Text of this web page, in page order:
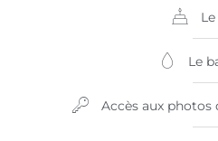
Le
Accès aux photos